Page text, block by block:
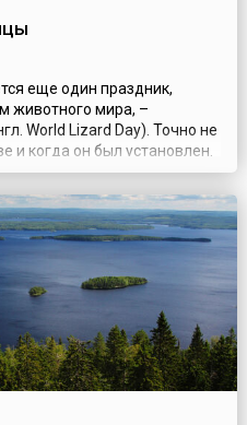
еще один праздник,
животного мира, –
World Lizard Day). Точно не
и когда он был установлен.
Дня приписывается
Хантеру, который в 2004
с целью привлечения